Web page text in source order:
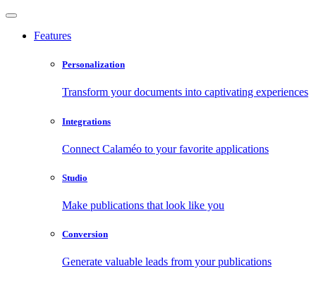
Features
Personalization
Transform your documents into captivating experiences
Integrations
Connect Calaméo to your favorite applications
Studio
Make publications that look like you
Conversion
Generate valuable leads from your publications